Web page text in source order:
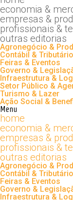
economia &
empresas &
profissionais &
outras editorias
Agronegócio &
Contábil & Tributário
Feiras & Eventos
Governo &
Infraestrutura &
Setor Público &
Turismo & Lazer
Ação Social &
Menu
home
economia &
empresas &
profissionais &
outras editorias
Agronegócio &
Contábil & Tributário
Feiras & Eventos
Governo &
Infraestrutura &